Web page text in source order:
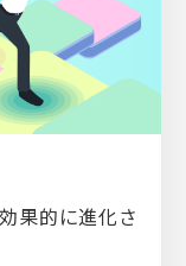
果的に進化さ
します。